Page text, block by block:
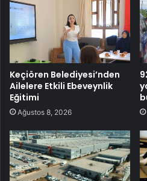
Keçiören Belediyesi’nden
Ailelere Etkili Ebeveynlik
Eğitimi
Ağustos 8, 2026